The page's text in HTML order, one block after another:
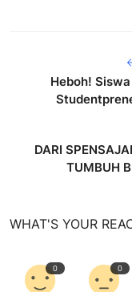
Heboh!
DARI
TUMBUH
WHAT'S YOUR
0 0